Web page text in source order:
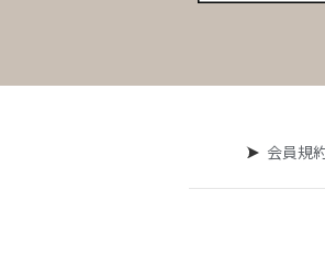
会員規